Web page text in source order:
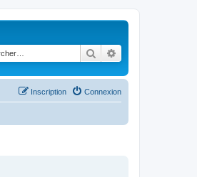
Rechercher
Connexion
Inscription